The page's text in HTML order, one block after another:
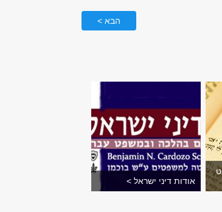
הבא >
אודות דיני ישראל >